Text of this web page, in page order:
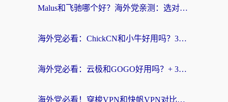
Malus和飞驰哪个好？海外党亲测：选对回国加速器才能无缝刷剧玩国服
海外党必看：ChickCN和小牛好用吗？3招教你选对回国加速器无缝刷国内资源
海外党必看：云极和GOGO好用吗？+ 3步选对回国加速器，流畅看CCTV5海外直播
海外党必看！穿梭VPN和快帆VPN对比哪个回国效果更好？——3款冷门加速器实测+终极选择建议